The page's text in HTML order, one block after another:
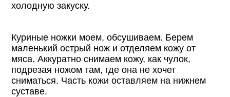
холодную закуску.
Куриные ножки моем, обсушиваем. Берем
маленький острый нож и отделяем кожу от
мяса. Аккуратно снимаем кожу, как чулок,
подрезая ножом там, где она не хочет
сниматься. Часть кожи оставляем на нижнем
суставе.